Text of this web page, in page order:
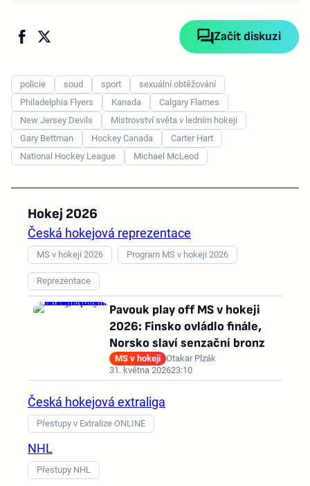
Začít diskuzi
policie soud sport
sexuální obtěžování
Philadelphia Flyers
Kanada
Calgary Flames
New Jersey Devils
Mistrovství světa v ledním hokeji
Gary Bettman
Hockey Canada
Carter Hart
National Hockey League
Michael McLeod
Hokej 2026
Česká hokejová reprezentace
MS v hokeji 2026 Program MS v hokeji 2026
Reprezentace
Pavouk play off MS v hokeji
2026: Finsko ovládlo finále,
Norsko slaví senzační bronz
MS v hokeji Otakar Plzák
31. května 202623:10
Česká hokejová extraliga
Přestupy v Extralize ONLINE
NHL
Přestupy NHL